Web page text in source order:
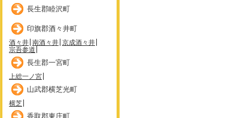
長生郡睦沢町
印旗郡酒々井町
酒々井 南酒々井 京成酒々井
宗吾参道
長生郡一宮町
上総一ノ宮
山武郡横芝光町
横芝
香取郡東庄町